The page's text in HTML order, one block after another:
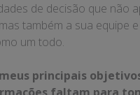
de decisão que não
também a sua equipe
um todo.
principais